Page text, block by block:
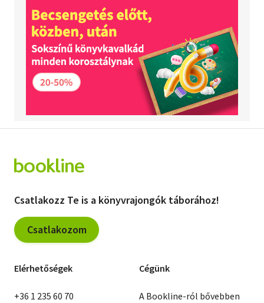
Csatlakozz Te is a könyvrajongók táborához!
Csatlakozom
Elérhetőségek
+36 1 235 60 70
Cégünk
A Bookline-ról bővebben